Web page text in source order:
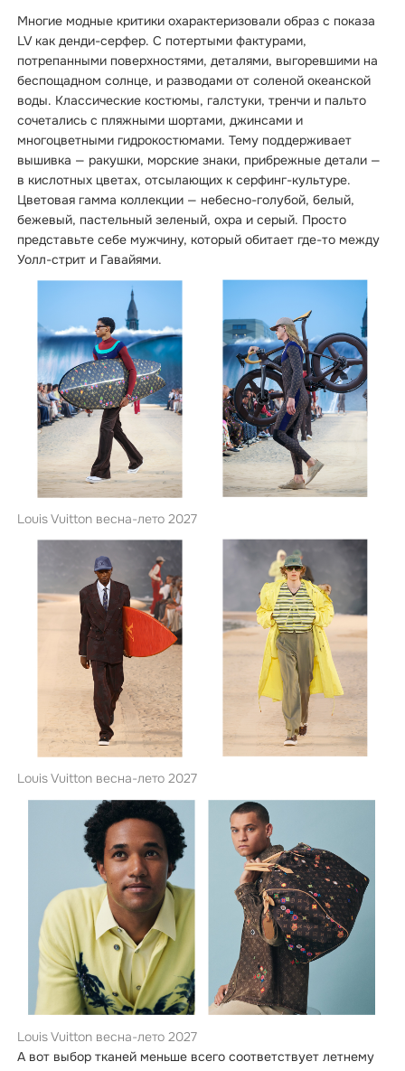
Многие модные критики охарактеризовали образ с показа
LV как денди-серфер. С потертыми фактурами,
потрепанными поверхностями, деталями, выгоревшими на
беспощадном солнце, и разводами от соленой океанской
воды. Классические костюмы, галстуки, тренчи и пальто
сочетались с пляжными шортами, джинсами и
многоцветными гидрокостюмами. Тему поддерживает
вышивка — ракушки, морские знаки, прибрежные детали —
в кислотных цветах, отсылающих к серфинг-культуре.
Цветовая гамма коллекции — небесно-голубой, белый,
бежевый, пастельный зеленый, охра и серый. Просто
представьте себе мужчину, который обитает где-то между
Уолл-стрит и Гавайями.
Louis Vuitton весна-лето 2027
Louis Vuitton весна-лето 2027
Louis Vuitton весна-лето 2027
А вот выбор тканей меньше всего соответствует летнему